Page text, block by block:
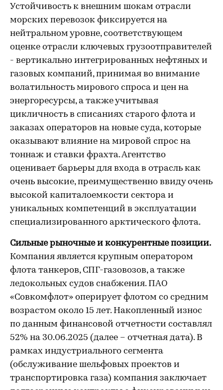
Устойчивость к внешним шокам отрасли
морских перевозок фиксируется на
нейтральном уровне, соответствующем
оценке отрасли ключевых грузоотправителей
- вертикально интегрированных нефтяных и
газовых компаний, принимая во внимание
волатильность мирового спроса и цен на
энергоресурсы, а также учитывая
цикличность в списаниях старого флота и
заказах операторов на новые суда, которые
оказывают влияние на мировой спрос на
тоннаж и ставки фрахта. Агентство
оценивает барьеры для входа в отрасль как
очень высокие, преимущественно ввиду очень
высокой капиталоемкости сектора и
уникальных компетенций в эксплуатации
специализированного арктического флота.
Сильные рыночные и конкурентные позиции.
Компания является крупным оператором
флота танкеров, СПГ-газовозов, а также
ледокольных судов снабжения. ПАО
«Совкомфлот» оперирует флотом со средним
возрастом около 15 лет. Накопленный износ
по данным финансовой отчетности составлял
52% на 30.06.2025 (далее – отчетная дата). В
рамках индустриального сегмента
(обслуживание шельфовых проектов и
транспортировка газа) компания заключает